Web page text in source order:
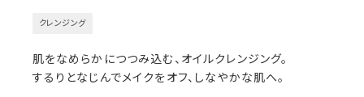
クレンジング
肌をなめらかにつつみ込む、オイルクレンジング。
するりとなじんでメイクをオフ、しなやかな肌へ。